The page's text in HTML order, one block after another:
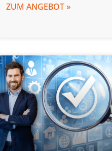
ZUM ANGEBOT »